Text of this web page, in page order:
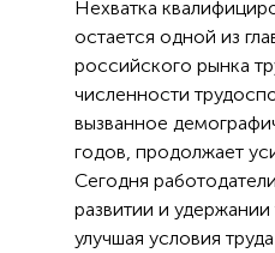
Нехватка
остается одной из
российского рынка
численности
вызванное
годов, продолжает
Сегодня
развитии и
улучшая условия